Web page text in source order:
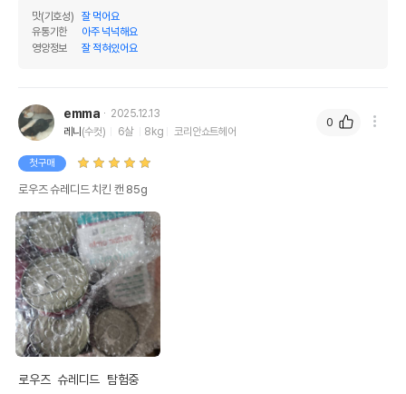
맛(기호성)
잘 먹어요
유통기한
아주 넉넉해요
영양정보
잘 적혀있어요
emma
2025.12.13
레니(수컷) 6살 8kg 코리안쇼트헤어
첫구매
로우즈 슈레디드 치킨 캔 85g
로우즈  슈레디드  탐험중
0